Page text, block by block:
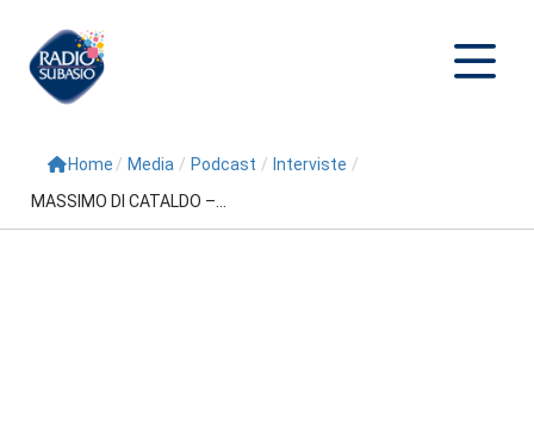
Cerca
Home / Media / Podcast / Interviste /
MASSIMO DI CATALDO –...